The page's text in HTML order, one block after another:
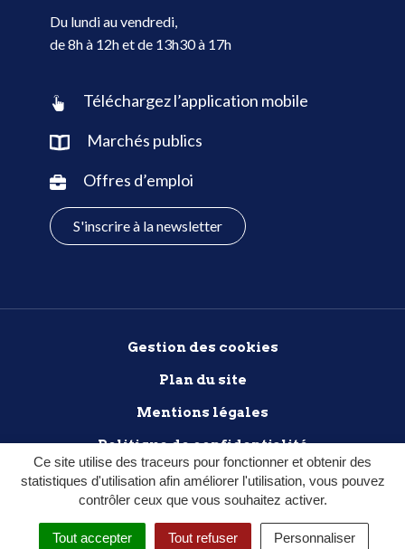
Ce site utilise des traceurs pour fonctionner et obtenir des
statistiques d'utilisation afin améliorer l'utilisation, vous pouvez
contrôler ceux que vous souhaitez activer.
Tout accepter Tout refuser Personnaliser
Du lundi au vendredi,
de 8h à 12h et de 13h30 à 17h
Téléchargez l’application mobile
Marchés publics
Offres d’emploi
S'inscrire à la newsletter
Gestion des cookies
Plan du site
Mentions légales
Politique de confidentialité
Accessibilité : non conforme